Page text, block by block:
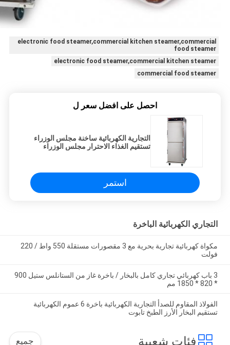
electronic food steamer,commercial kitchen steamer,commercial
food steamer
electronic food steamer,commercial kitchen steamer
commercial food steamer
احصل على افضل سعر ل
التجارية الكهربائية ساخنة مجلس الوزراء
تستقيم الغذاء الاحترار مجلس الوزراء
استمر
التجاري الكهربائية الباخرة
مكواة كهربائية تجارية بحرية مع 3 مقصورات مستقلة 550 واط / 220
فولت
3 باب كهربائي تجاري كامل بالبخار / باخرة غاز من الستانلس ستيل 900
* 820 * 1850 مم
الفولاذ المقاوم للصدأ التجارية الكهربائية باخرة 6 عموم الكهربائية
تستقيم البخار الأرز الطبخ تابوت
فئات شعبية جميع